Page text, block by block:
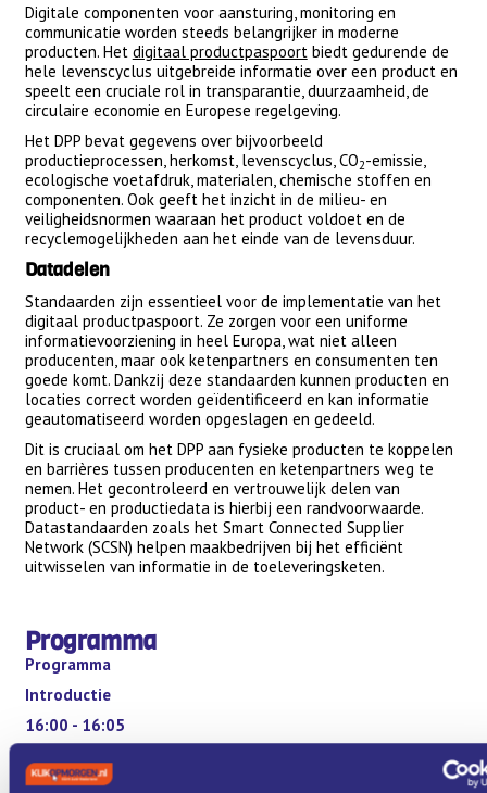
Digitale componenten voor aansturing, monitoring en
communicatie worden steeds belangrijker in moderne
producten. Het digitaal productpaspoort biedt gedurende de
hele levenscyclus uitgebreide informatie over een product en
speelt een cruciale rol in transparantie, duurzaamheid, de
circulaire economie en Europese regelgeving.
Het DPP bevat gegevens over bijvoorbeeld
productieprocessen, herkomst, levenscyclus, CO2-emissie,
ecologische voetafdruk, materialen, chemische stoffen en
componenten. Ook geeft het inzicht in de milieu- en
veiligheidsnormen waaraan het product voldoet en de
recyclemogelijkheden aan het einde van de levensduur.
Datadelen
Standaarden zijn essentieel voor de implementatie van het
digitaal productpaspoort. Ze zorgen voor een uniforme
informatievoorziening in heel Europa, wat niet alleen
producenten, maar ook ketenpartners en consumenten ten
goede komt. Dankzij deze standaarden kunnen producten en
locaties correct worden geïdentificeerd en kan informatie
geautomatiseerd worden opgeslagen en gedeeld.
Dit is cruciaal om het DPP aan fysieke producten te koppelen
en barrières tussen producenten en ketenpartners weg te
nemen. Het gecontroleerd en vertrouwelijk delen van
product- en productiedata is hierbij een randvoorwaarde.
Datastandaarden zoals het Smart Connected Supplier
Network (SCSN) helpen maakbedrijven bij het efficiënt
uitwisselen van informatie in de toeleveringsketen.
Programma
Programma
Introductie
16:00 - 16:05
Wet- en regelgeving